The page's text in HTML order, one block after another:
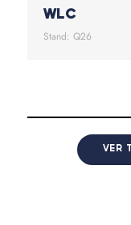
WLC
Stand: Q26
VER